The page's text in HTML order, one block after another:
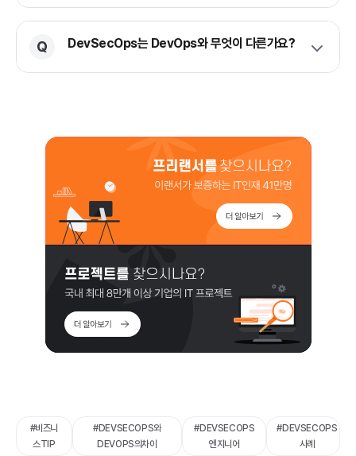
DevSecOps는 DevOps와 무엇이 다른가요?
#비즈니
스TIP
#DEVSECOPS와
DEVOPS의차이
#DEVSECOPS
엔지니어
#DEVSECOPS
사례